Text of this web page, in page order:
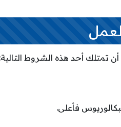
تمتلك أحد هذه الشروط التالية:
فأعلى.